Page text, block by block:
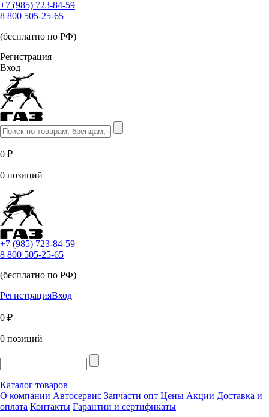
+7 (985) 723-84-59
8 800 505-25-65
(бесплатно по РФ)
Регистрация
Вход
0 ₽
0 позиций
+7 (985) 723-84-59
8 800 505-25-65
(бесплатно по РФ)
РегистрацияВход
0 ₽
0 позиций
Каталог товаров
О компании Автосервис Запчасти опт Цены Акции Доставка и
оплата Контакты Гарантии и сертификаты